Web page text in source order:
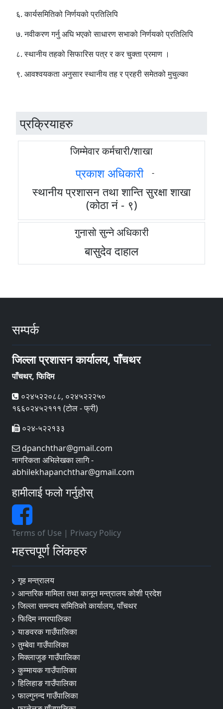
६. कार्यसमितिको निर्णयको प्रतिलिपि
७. नवीकरण गर्नु अघि भएको साधारण सभाको निर्णयको प्रतिलिपि
८. स्थानीय तहको सिफारिस पत्र र कर चुक्ता प्रमाण ।
९. आवश्वयकता अनुसार स्थानीय तह र प्रहरी समेतको मुचुल्का
प्रक्रियाहरु
जिम्मेवार कर्मचारी/शाखा
प्रकाश अधिकारी -
स्थानीय प्रशासन तथा शान्ति सुरक्षा शाखा
(कोठा नं - ९)
गुनासो सुन्ने अधिकारी
बासुदेव दाहाल
सम्पर्क
जिल्ला प्रशासन कार्यालय, पाँचथर
पाँचथर, फिदिम
०२४५२२०८८, ०२४५२२२५०
१६६०२४५२१११ (टोल - फ्री)
०२४-५२२१३३
dpanchthar@gmail.com
नागरिकता अभिलेखका लागि -
abhilekhapanchthar@gmail.com
हामीलाई फलो गर्नुहोस्
Terms of Use | Privacy Policy
महत्त्वपूर्ण लिंकहरु
गृह मन्त्रालय
आन्तरिक मामिला तथा कानून मन्त्रालय कोशी प्रदेश
जिल्ला समन्वय समितिको कार्यालय, पाँचथर
फिदिम नगरपालिका
याङवरक गाउँपालिका
तुम्बेवा गाउँपालिका
मिक्लाजुङ गाउँपालिका
कुम्मायक गाउँपालिका
हिलिहाङ गाउँपालिका
फाल्गुनन्द गाउँपालिका